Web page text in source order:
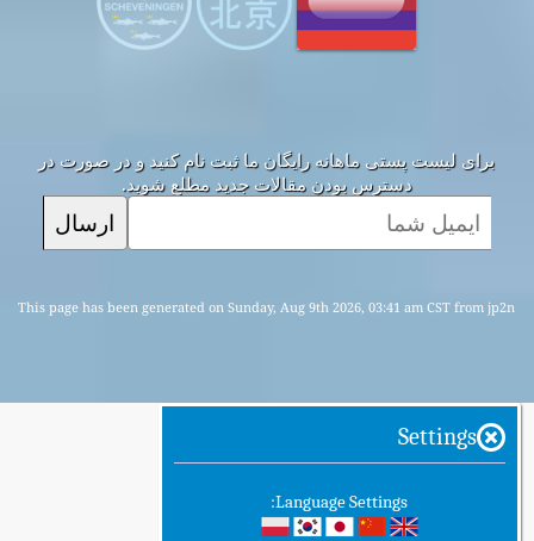
برای لیست پستی ماهانه رایگان ما ثبت نام کنید و در صورت در
دسترس بودن مقالات جدید مطلع شوید.
ارسال
This page has been generated on Sunday, Aug 9th 2026, 03:41 am CST from jp2n
Settings
Language Settings: